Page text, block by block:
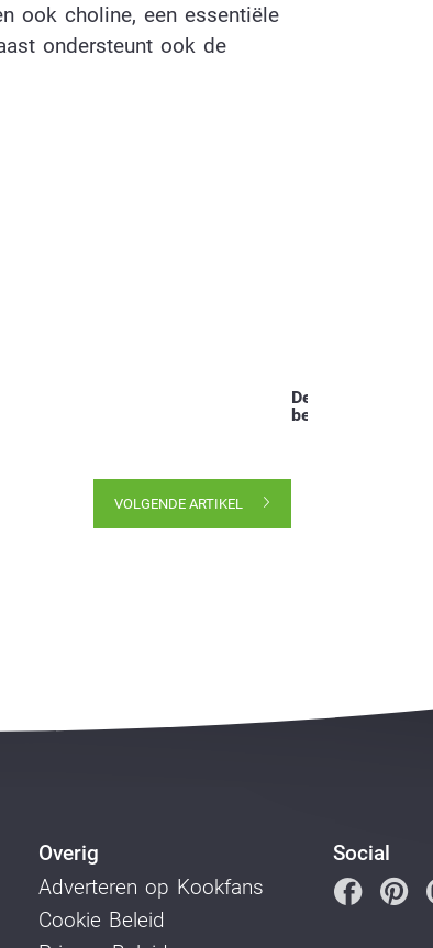
ook choline, een essentiële
ondersteunt ook de
Deel dit
bericht:
VOLGENDE ARTIKEL
Overig
Adverteren op Kookfans
Cookie Beleid
Social